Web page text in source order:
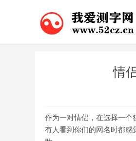
情
作为一对情侣，在选择一个
有人看到你们的网名时都感